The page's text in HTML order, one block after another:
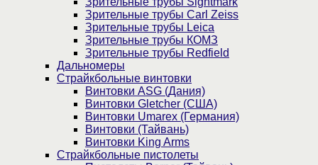
Зрительные трубы Carl Zeiss
Зрительные трубы Leica
Зрительные трубы КОМЗ
Зрительные трубы Redfield
Дальномеры
Страйкбольные винтовки
Винтовки ASG (Дания)
Винтовки Gletcher (США)
Винтовки Umarex (Германия)
Винтовки (Тайвань)
Винтовки King Arms
Страйкбольные пистолеты